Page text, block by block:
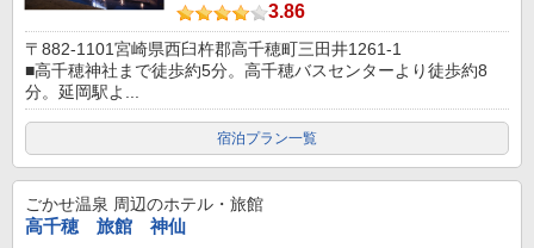
3.86
〒882-1101宮崎県西臼杵郡高千穂町三田井1261-1
■高千穂神社まで徒歩約5分。高千穂バスセンターより徒歩約8
分。延岡駅よ...
宿泊プラン一覧
ごかせ温泉 周辺のホテル・旅館
高千穂 旅館 神仙